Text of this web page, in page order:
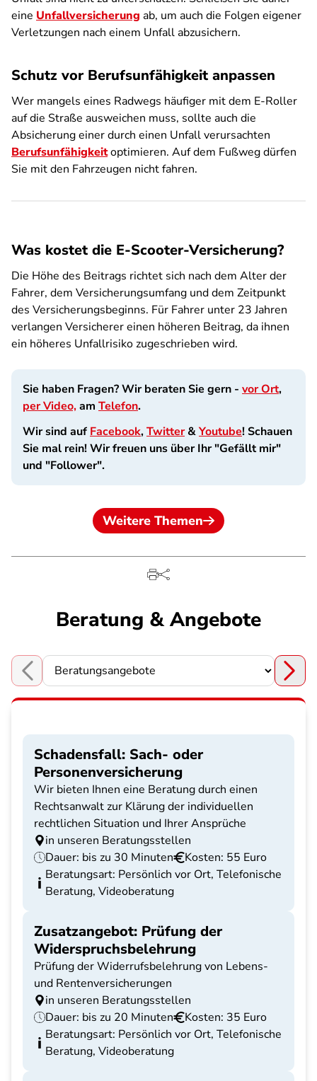
eine Unfallversicherung ab, um auch die Folgen eigener
Verletzungen nach einem Unfall abzusichern.
Schutz vor Berufsunfähigkeit anpassen
Wer mangels eines Radwegs häufiger mit dem E-Roller
auf die Straße ausweichen muss, sollte auch die
Absicherung einer durch einen Unfall verursachten
Berufsunfähigkeitoptimieren. Auf dem Fußweg dürfen
Sie mit den Fahrzeugen nicht fahren.
Was kostet die E-Scooter-Versicherung?
Die Höhe des Beitrags richtet sich nach dem Alter der
Fahrer, dem Versicherungsumfang und dem Zeitpunkt
des Versicherungsbeginns. Für Fahrer unter 23 Jahren
verlangen Versicherer einen höheren Beitrag, da ihnen
ein höheres Unfallrisiko zugeschrieben wird.
Sie haben Fragen? Wir beraten Sie gern - vor Ort,
per Video,am Telefon.
Wir sind auf Facebook,Twitter&Youtube! Schauen
Sie mal rein! Wir freuen uns über Ihr "Gefällt mir"
und "Follower".
Weitere Themen
Beratung & Angebote
Choose a section
Schadensfall: Sach- oder
Personenversicherung
Wir bieten Ihnen eine Beratung durch einen
Rechtsanwalt zur Klärung der individuellen
rechtlichen Situation und Ihrer Ansprüche
in unseren Beratungsstellen
Dauer: bis zu 30 Minuten
Kosten: 55 Euro
Beratungsart: Persönlich vor Ort, Telefonische
Beratung, Videoberatung
Zusatzangebot: Prüfung der
Widerspruchsbelehrung
Prüfung der Widerrufsbelehrung von Lebens-
und Rentenversicherungen
in unseren Beratungsstellen
Dauer: bis zu 20 Minuten
Kosten: 35 Euro
Beratungsart: Persönlich vor Ort, Telefonische
Beratung, Videoberatung